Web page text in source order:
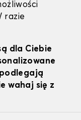
razie
dla Ciebie
wahaj się z